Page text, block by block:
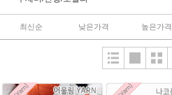
최신순 낮은가격 높은가격